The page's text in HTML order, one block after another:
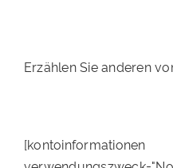
Erzählen Sie anderen
[kontoinformationen